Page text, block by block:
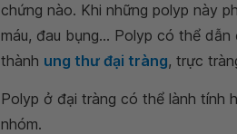
chứng nào. Khi những polyp này
máu, đau bụng… Polyp có thể
thành ung thư đại tràng, trực
Polyp ở đại tràng có thể lành tính
nhóm.